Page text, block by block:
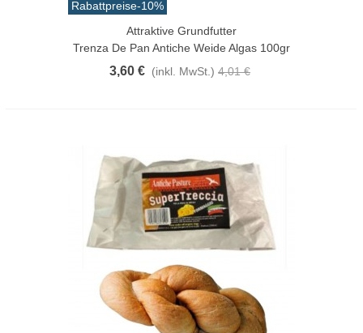
Rabattpreise-10%
Attraktive Grundfutter
Trenza De Pan Antiche Weide Algas 100gr
3,60 € (inkl. MwSt.) 4,01 €